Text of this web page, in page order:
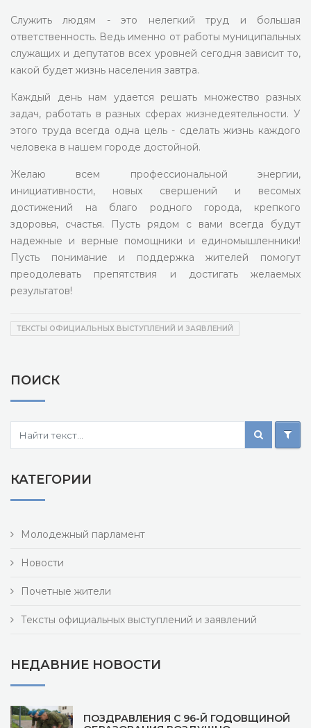
Служить людям - это нелегкий труд и большая
ответственность. Ведь именно от работы муниципальных
служащих и депутатов всех уровней сегодня зависит то,
какой будет жизнь населения завтра.
Каждый день нам удается решать множество разных
задач, работать в разных сферах жизнедеятельности. У
этого труда всегда одна цель - сделать жизнь каждого
человека в нашем городе достойной.
Желаю всем профессиональной энергии,
инициативности, новых свершений и весомых
достижений на благо родного города, крепкого
здоровья, счастья. Пусть рядом с вами всегда будут
надежные и верные помощники и единомышленники!
Пусть понимание и поддержка жителей помогут
преодолевать препятствия и достигать желаемых
результатов!
ТЕКСТЫ ОФИЦИАЛЬНЫХ ВЫСТУПЛЕНИЙ И ЗАЯВЛЕНИЙ
ПОИСК
КАТЕГОРИИ
Молодежный парламент
Новости
Почетные жители
Тексты официальных выступлений и заявлений
НЕДАВНИЕ НОВОСТИ
ПОЗДРАВЛЕНИЯ С 96-Й ГОДОВЩИНОЙ